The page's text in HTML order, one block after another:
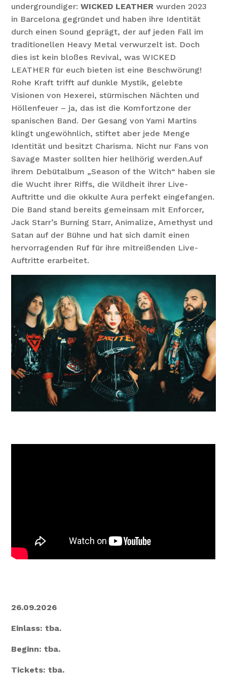
undergroundiger:WICKED LEATHER wurden 2023
in Barcelona gegründet und haben ihre Identität
durch einen Sound geprägt, der auf jeden Fall im
traditionellen Heavy Metal verwurzelt ist. Doch
dies ist kein bloßes Revival, was WICKED
LEATHER für euch bieten ist eine Beschwörung!
Rohe Kraft trifft auf dunkle Mystik, gelebte
Visionen von Hexerei, stürmischen Nächten und
Höllenfeuer – ja, das ist die Komfortzone der
spanischen Band. Der Gesang von Yami Martins
klingt ungewöhnlich, stiftet aber jede Menge
Identität und besitzt Charisma. Nicht nur Fans von
Savage Master sollten hier hellhörig werden.Auf
ihrem Debütalbum „Season of the Witch“ haben sie
die Wucht ihrer Riffs, die Wildheit ihrer Live-
Auftritte und die okkulte Aura perfekt eingefangen.
Die Band stand bereits gemeinsam mit Enforcer,
Jack Starr’s Burning Starr, Animalize, Amethyst und
Satan auf der Bühne und hat sich damit einen
hervorragenden Ruf für ihre mitreißenden Live-
Auftritte erarbeitet.
26.09.2026
Einlass: tba.
Beginn: tba.
Tickets: tba.